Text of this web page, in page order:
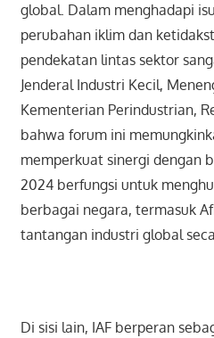
global. Dalam menghadapi
perubahan iklim dan
pendekatan lintas sektor
Jenderal Industri Kecil,
Kementerian Perindustrian,
bahwa forum ini
memperkuat sinergi dengan
2024 berfungsi untuk
berbagai negara, termasuk
tantangan industri global
Di sisi lain, IAF berperan